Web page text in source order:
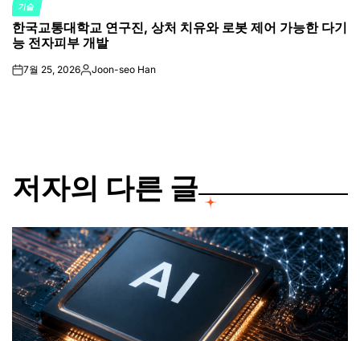
POSTED
IN
기술
한국교통대학교 연구진, 상처 치유와 로봇 제어 가능한 다기
능 전자피부 개발
on7월 25, 2026Posted
Joon-seo Han
저자의 다른 글